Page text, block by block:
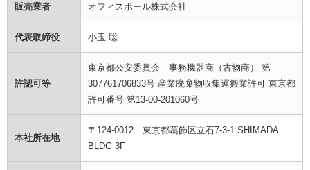
販売業者 オフィスボール株式会社
代表取締役 小玉 聡
許認可等
東京都公安委員会 事務機器商（古物商） 第
307761706833号 産業廃棄物収集運搬業許可 東京都
許可番号 第13-00-201060号
本社所在地
〒124-0012 東京都葛飾区立石7-3-1 SHIMADA
BLDG 3F